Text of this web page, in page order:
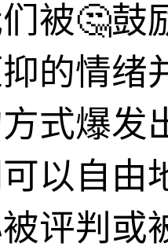
被🤔鼓
的情绪
式爆发
以自由
评判或